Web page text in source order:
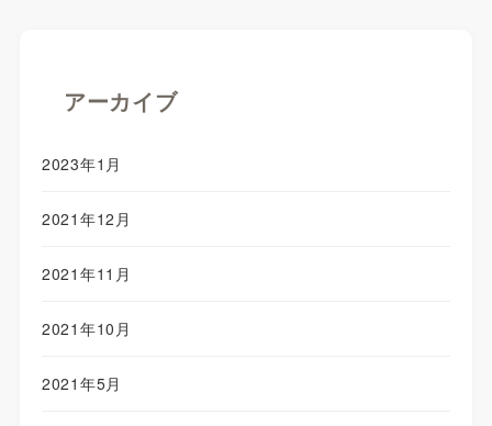
アーカイブ
2023年1月
2021年12月
2021年11月
2021年10月
2021年5月